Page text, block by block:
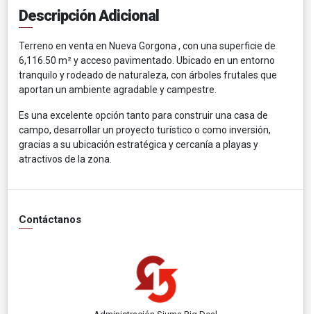
Descripción Adicional
Terreno en venta en Nueva Gorgona , con una superficie de
6,116.50 m² y acceso pavimentado. Ubicado en un entorno
tranquilo y rodeado de naturaleza, con árboles frutales que
aportan un ambiente agradable y campestre.
Es una excelente opción tanto para construir una casa de
campo, desarrollar un proyecto turístico o como inversión,
gracias a su ubicación estratégica y cercanía a playas y
atractivos de la zona.
Contáctanos